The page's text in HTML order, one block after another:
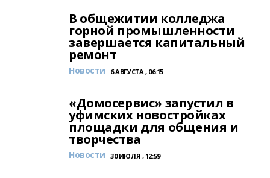
В общежитии колледжа
горной промышленности
завершается капитальный
ремонт
Новости 6 АВГУСТА , 06:15
«Домосервис» запустил в
уфимских новостройках
площадки для общения и
творчества
Новости 30 ИЮЛЯ , 12:59